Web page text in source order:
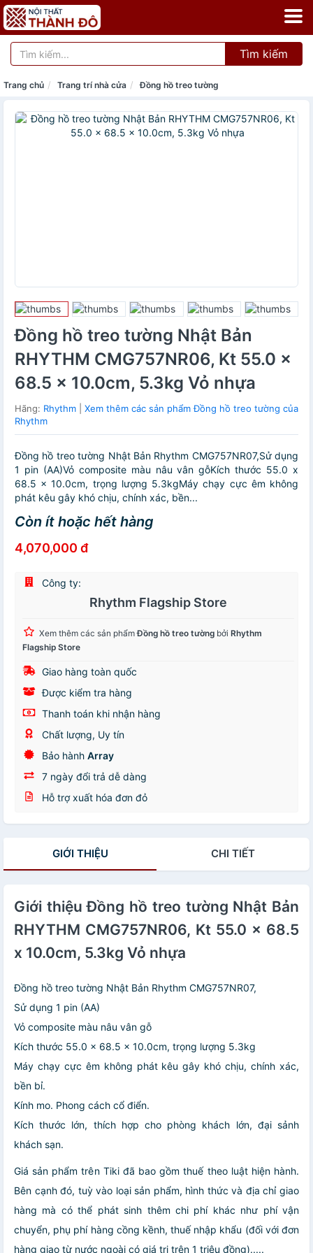
Tìm kiếm
Trang chủ Trang trí nhà cửa Đồng hồ treo tường
Đồng hồ treo tường Nhật Bản
RHYTHM CMG757NR06, Kt 55.0 x
68.5 x 10.0cm, 5.3kg Vỏ nhựa
Hãng: Rhythm
Xem thêm các sản phẩm Đồng hồ treo tường của
Rhythm
Đồng hồ treo tường Nhật Bản Rhythm CMG757NR07,Sử dụng
1 pin (AA)Vỏ composite màu nâu vân gỗKích thước 55.0 x
68.5 x 10.0cm, trọng lượng 5.3kgMáy chạy cực êm không
phát kêu gây khó chịu, chính xác, bền...
Còn ít hoặc hết hàng
4,070,000 đ
Công ty:
Rhythm Flagship Store
Xem thêm các sản phẩmĐồng hồ treo tường bởi Rhythm
Flagship Store
Giao hàng toàn quốc
Được kiểm tra hàng
Thanh toán khi nhận hàng
Chất lượng, Uy tín
Bảo hành Array
7 ngày đổi trả dễ dàng
Hỗ trợ xuất hóa đơn đỏ
GIỚI THIỆU CHI TIẾT
Giới thiệu Đồng hồ treo tường Nhật Bản
RHYTHM CMG757NR06, Kt 55.0 x 68.5
x 10.0cm, 5.3kg Vỏ nhựa
Đồng hồ treo tường Nhật Bản Rhythm CMG757NR07,
Sử dụng 1 pin (AA)
Vỏ composite màu nâu vân gỗ
Kích thước 55.0 x 68.5 x 10.0cm, trọng lượng 5.3kg
Máy chạy cực êm không phát kêu gây khó chịu, chính xác,
bền bỉ.
Kính mo. Phong cách cổ điển.
Kích thước lớn, thích hợp cho phòng khách lớn, đại sảnh
khách sạn.
Giá sản phẩm trên Tiki đã bao gồm thuế theo luật hiện hành.
Bên cạnh đó, tuỳ vào loại sản phẩm, hình thức và địa chỉ giao
hàng mà có thể phát sinh thêm chi phí khác như phí vận
chuyển, phụ phí hàng cồng kềnh, thuế nhập khẩu (đối với đơn
hàng giao từ nước ngoài có giá trị trên 1 triệu đồng).....